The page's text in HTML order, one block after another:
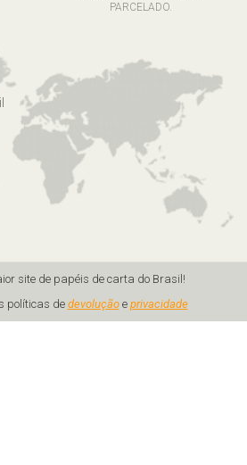
PARCELADO.
site de papéis de carta do Brasil!
políticas dedevoluçãoe privacidade